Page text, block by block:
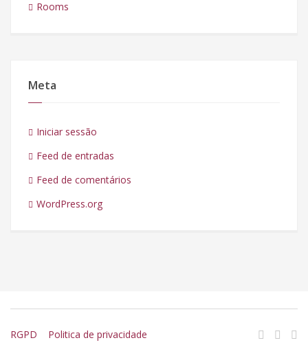
Rooms
Meta
Iniciar sessão
Feed de entradas
Feed de comentários
WordPress.org
RGPD Politica de privacidade